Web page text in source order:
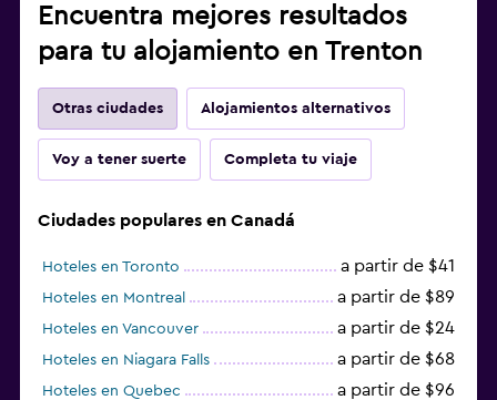
Encuentra mejores resultados
para tu alojamiento en Trenton
Otras ciudades Alojamientos alternativos
Voy a tener suerte Completa tu viaje
Ciudades populares en Canadá
Hoteles en Toronto a partir de $41
Hoteles en Montreal a partir de $89
Hoteles en Vancouver a partir de $24
Hoteles en Niagara Falls a partir de $68
Hoteles en Quebec a partir de $96